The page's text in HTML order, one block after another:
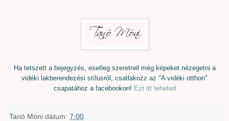
Ha tetszett a bejegyzés, esetleg szeretnél még képeket nézegetni a
vidéki lakberendezési stílusról, csatlakozz az "A vidéki otthon"
csapatához a facebookon! Ezt itt teheted
Tanó Móni dátum: 7:00